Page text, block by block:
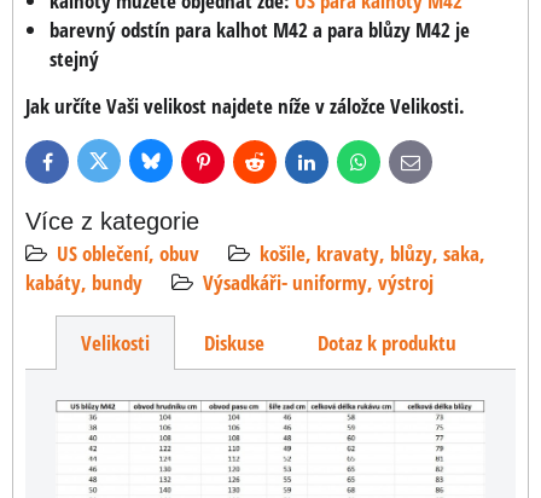
barevný odstín para kalhot M42 a para blůzy M42 je
stejný
Jak určíte Vaši velikost najdete níže v záložce Velikosti.
FacebookTwitter BlueskyPinterestReddit LinkedInWhatsApp
E-
mail
Více z kategorie
US oblečení, obuv
košile, kravaty, blůzy, saka,
kabáty, bundy
Výsadkáři- uniformy, výstroj
Velikosti Diskuse Dotaz k produktu